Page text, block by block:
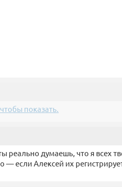
показать.
реально думаешь, что я всех
если Алексей их